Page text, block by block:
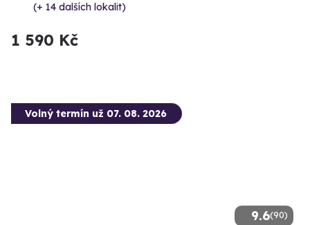
(+ 14 dalších lokalit)
1 590 Kč
9.6(90)
Volný termín už 07. 08. 2026